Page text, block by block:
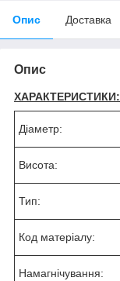
Опис Доставка
Опис
ХАРАКТЕРИСТИКИ:
Діаметр:
Висота:
Тип:
Код матеріалу:
Намагнічування: